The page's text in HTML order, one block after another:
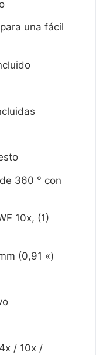
una fácil
360 ​​° con
10x, (1)
(0,91 «)
/ 10x /